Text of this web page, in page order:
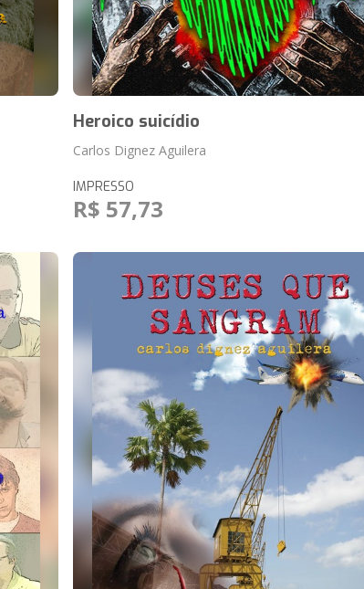
Heroico suicídio
Carlos Dignez Aguilera
IMPRESSO
R$ 57,73